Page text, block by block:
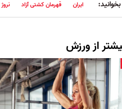
ایران قهرمان کشتی آزاد نروژ
ازورزش